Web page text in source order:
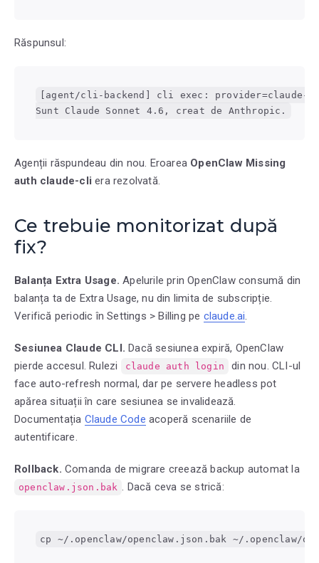
Răspunsul:
[agent/cli-backend] cli exec: provider=claude-
Sunt Claude Sonnet 4.6, creat de Anthropic.
Agenții răspundeau din nou. Eroarea OpenClaw Missing
auth claude-cli era rezolvată.
Ce trebuie monitorizat după
fix?
Balanța Extra Usage. Apelurile prin OpenClaw consumă din
balanța ta de Extra Usage, nu din limita de subscripție.
Verifică periodic în Settings > Billing pe claude.ai.
Sesiunea Claude CLI. Dacă sesiunea expiră, OpenClaw
pierde accesul. Rulezi
claude auth login
din nou. CLI-ul
face auto-refresh normal, dar pe servere headless pot
apărea situații în care sesiunea se invalidează.
Documentația Claude Code acoperă scenariile de
autentificare.
Rollback. Comanda de migrare creează backup automat la
openclaw.json.bak . Dacă ceva se strică:
cp ~/.openclaw/openclaw.json.bak ~/.openclaw/